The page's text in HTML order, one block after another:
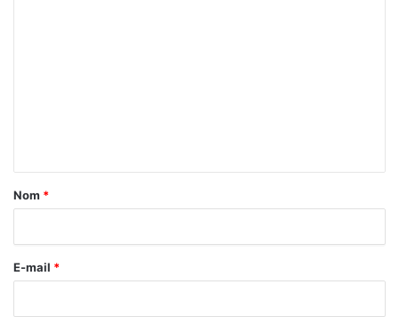
a
r
e
Nom *
E-mail *